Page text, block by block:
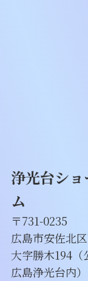
浄光台ショ
ム
〒731-0235
広島市安佐北
大字勝木194（
広島浄光台内）